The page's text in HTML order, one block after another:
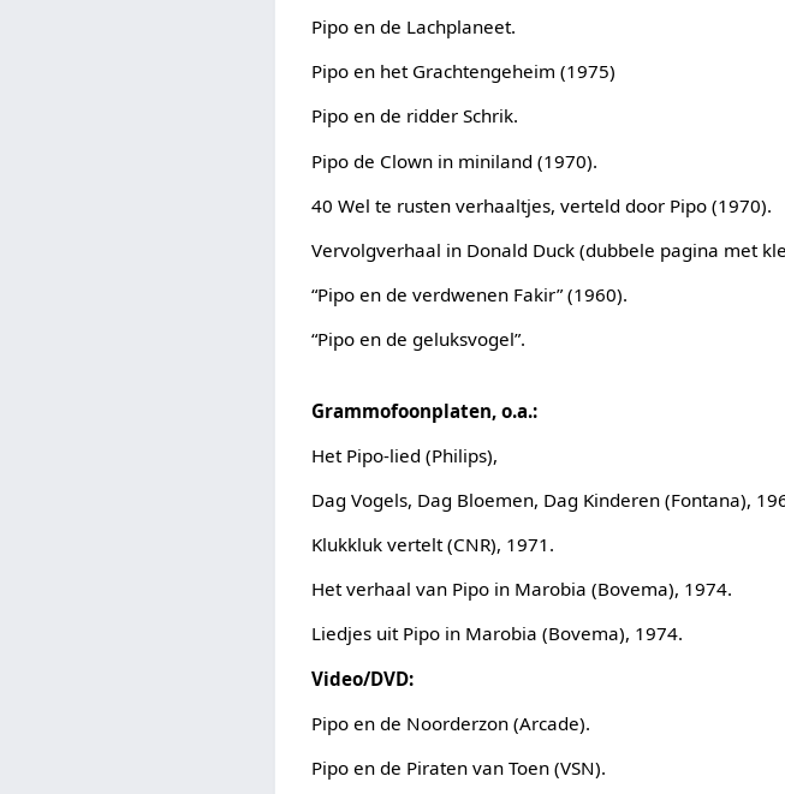
Pipo en de Lachplaneet.
Pipo en het Grachtengeheim (1975)
Pipo en de ridder Schrik.
Pipo de Clown in miniland (1970).
40 Wel te rusten verhaaltjes, verteld door Pipo (1970).
Vervolgverhaal in Donald Duck (dubbele pagina met
“Pipo en de verdwenen Fakir” (1960).
“Pipo en de geluksvogel”.
Grammofoonplaten, o.a.:
Het Pipo-lied (Philips),
Dag Vogels, Dag Bloemen, Dag Kinderen (Fontana),
Klukkluk vertelt (CNR), 1971.
Het verhaal van Pipo in Marobia (Bovema), 1974.
Liedjes uit Pipo in Marobia (Bovema), 1974.
Video/DVD:
Pipo en de Noorderzon (Arcade).
Pipo en de Piraten van Toen (VSN).